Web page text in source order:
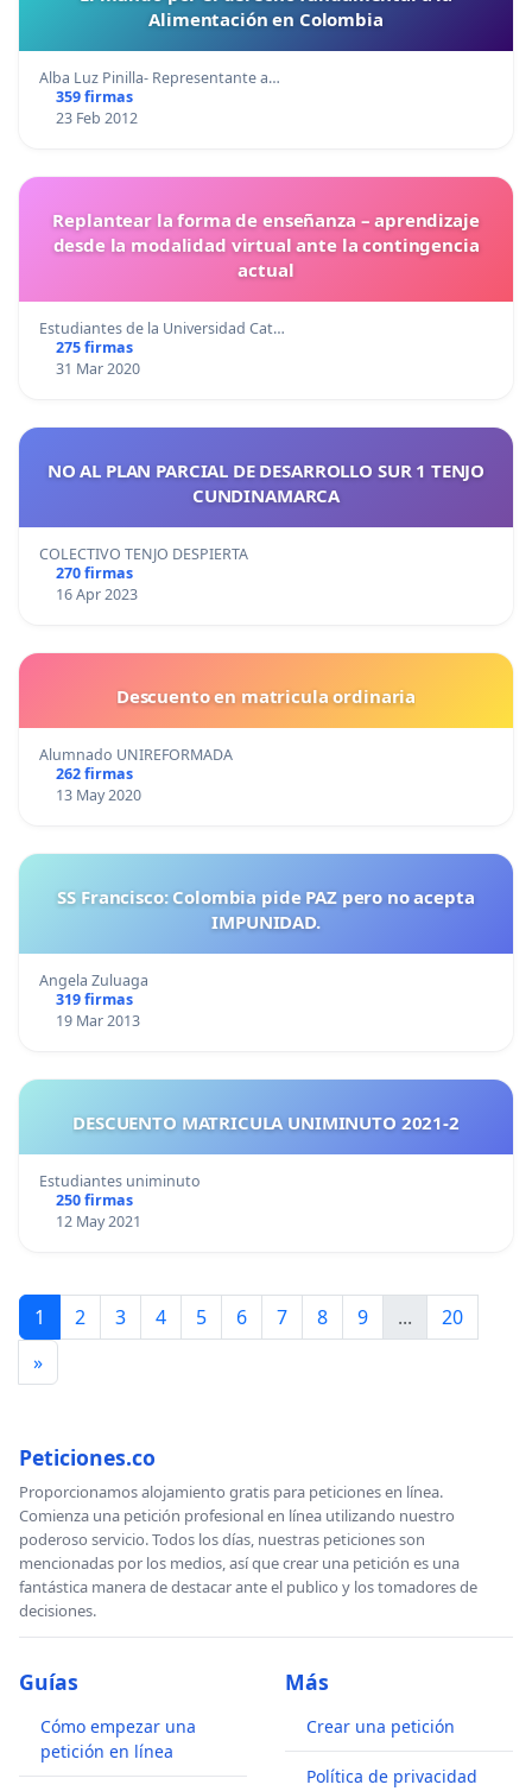
Alimentación en Colombia
Alba Luz Pinilla- Representante a…
359 firmas
23 Feb 2012
Replantear la forma de enseñanza – aprendizaje
desde la modalidad virtual ante la contingencia
actual
Estudiantes de la Universidad Cat…
275 firmas
31 Mar 2020
NO AL PLAN PARCIAL DE DESARROLLO SUR 1 TENJO
CUNDINAMARCA
COLECTIVO TENJO DESPIERTA
270 firmas
16 Apr 2023
Descuento en matricula ordinaria
Alumnado UNIREFORMADA
262 firmas
13 May 2020
SS Francisco: Colombia pide PAZ pero no acepta
IMPUNIDAD.
Angela Zuluaga
319 firmas
19 Mar 2013
DESCUENTO MATRICULA UNIMINUTO 2021-2
Estudiantes uniminuto
250 firmas
12 May 2021
1 2 3 4 5 6 7 8 9 ...
20
»
Peticiones.co
Proporcionamos alojamiento gratis para peticiones en línea.
Comienza una petición profesional en línea utilizando nuestro
poderoso servicio. Todos los días, nuestras peticiones son
mencionadas por los medios, así que crear una petición es una
fantástica manera de destacar ante el publico y los tomadores de
decisiones.
Guías
Cómo empezar una
petición en línea
Más
Crear una petición
Política de privacidad